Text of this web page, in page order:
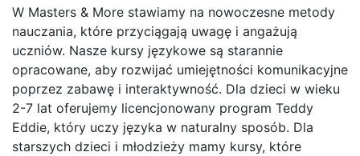
W Masters & More stawiamy na nowoczesne metody
nauczania, które przyciągają uwagę i angażują
uczniów. Nasze kursy językowe są starannie
opracowane, aby rozwijać umiejętności komunikacyjne
poprzez zabawę i interaktywność. Dla dzieci w wieku
2-7 lat oferujemy licencjonowany program Teddy
Eddie, który uczy języka w naturalny sposób. Dla
starszych dzieci i młodzieży mamy kursy, które